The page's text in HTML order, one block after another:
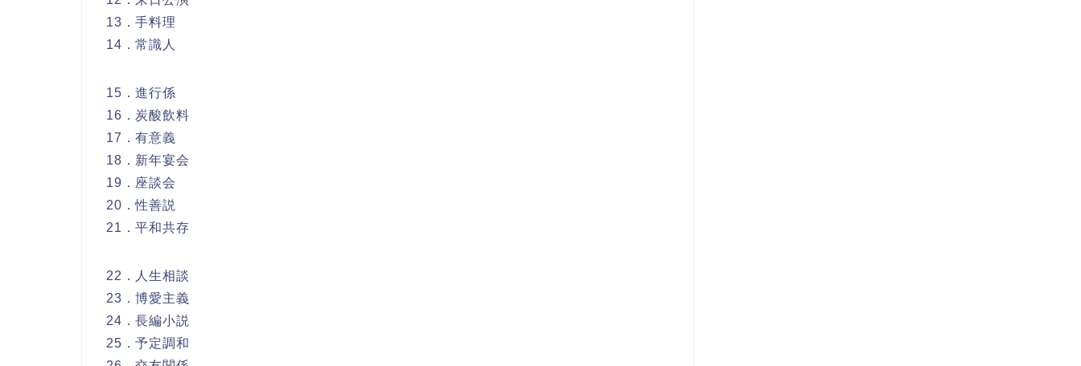
13．手料理
14．常識人
15．進行係
16．炭酸飲料
17．有意義
18．新年宴会
19．座談会
20．性善説
21．平和共存
22．人生相談
23．博愛主義
24．長編小説
25．予定調和